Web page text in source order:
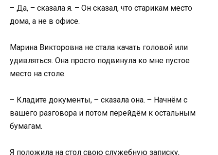
– Да, – сказала я. – Он сказал, что старикам место
дома, а не в офисе.
Марина Викторовна не стала качать головой или
удивляться. Она просто подвинула ко мне пустое
место на столе.
– Кладите документы, – сказала она. – Начнём с
вашего разговора и потом перейдём к остальным
бумагам.
Я положила на стол свою служебную записку,